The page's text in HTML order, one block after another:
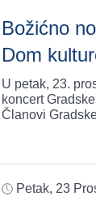
Božićno
Dom
U petak, 23.
koncert
Članovi
Petak, 23